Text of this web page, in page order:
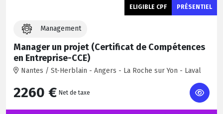
ELIGIBLE CPF PRÉSENTIEL
Management
Manager un projet (Certificat de Compétences
en Entreprise-CCE)
Nantes / St-Herblain - Angers - La Roche sur Yon - Laval
2260 € Net de taxe